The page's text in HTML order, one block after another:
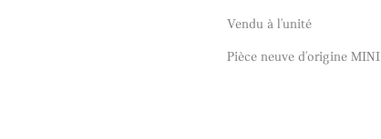
Vendu à l'unité
Pièce neuve d'origine MINI